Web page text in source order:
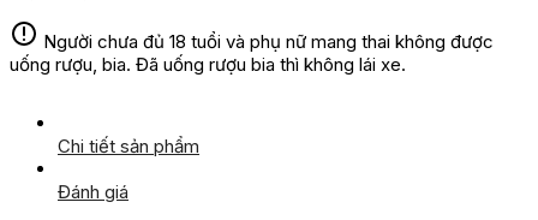
Người chưa đủ 18 tuổi và phụ nữ mang thai không được
uống rượu, bia. Đã uống rượu bia thì không lái xe.
Chi tiết sản phẩm
Đánh giá